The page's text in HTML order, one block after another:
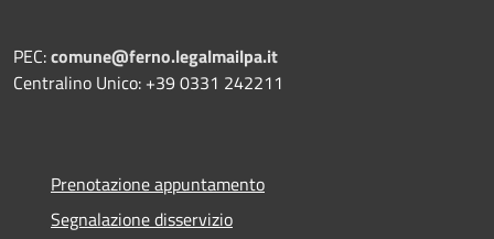
PEC:comune@ferno.legalmailpa.it
Centralino Unico: +39 0331 242211
Prenotazione appuntamento
Segnalazione disservizio